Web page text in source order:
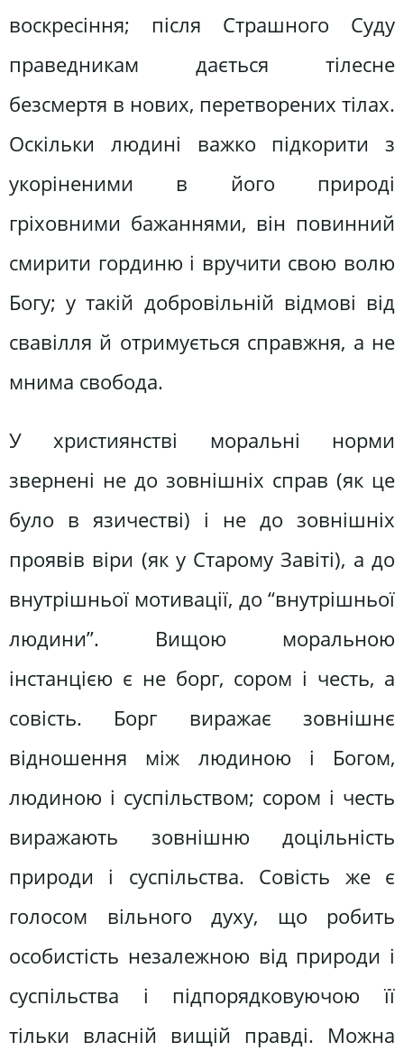
воскресіння; після Страшного Суду
праведникам дається тілесне
безсмертя в нових, перетворених тілах.
Оскільки людині важко підкорити з
укоріненими в його природі
гріховними бажаннями, він повинний
смирити гординю і вручити свою волю
Богу; у такій добровільній відмові від
свавілля й отримується справжня, а не
мнима свобода.
У християнстві моральні норми
звернені не до зовнішніх справ (як це
було в язичестві) і не до зовнішніх
проявів віри (як у Старому Завіті), а до
внутрішньої мотивації, до “внутрішньої
людини”. Вищою моральною
інстанцією є не борг, сором і честь, а
совість. Борг виражає зовнішнє
відношення між людиною і Богом,
людиною і суспільством; сором і честь
виражають зовнішню доцільність
природи і суспільства. Совість же є
голосом вільного духу, що робить
особистість незалежною від природи і
суспільства і підпорядковуючою її
тільки власній вищій правді. Можна